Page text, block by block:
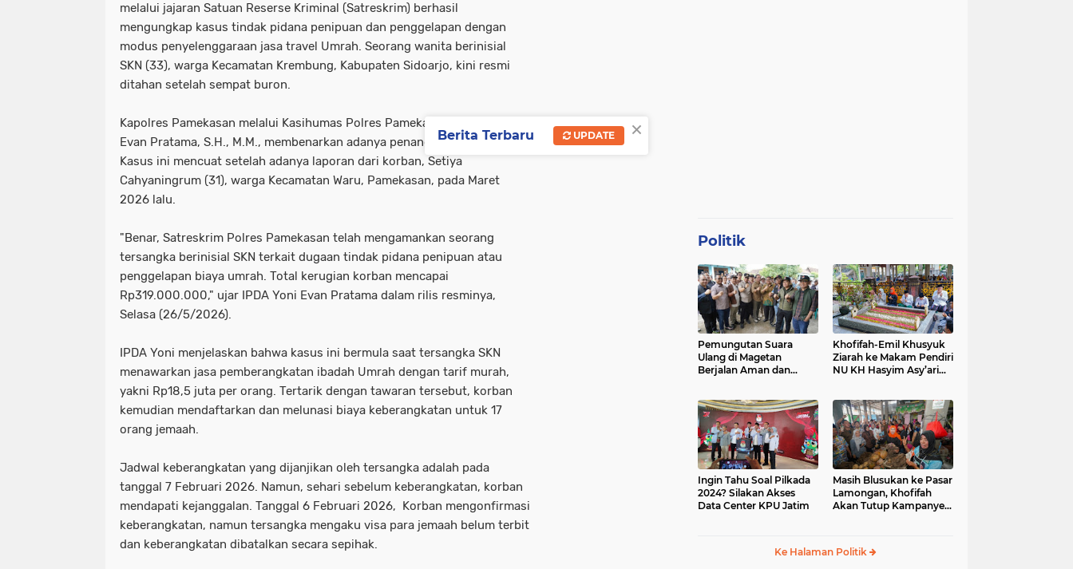
melalui jajaran Satuan Reserse Kriminal (Satreskrim) berhasil
mengungkap kasus tindak pidana penipuan dan penggelapan dengan
modus penyelenggaraan jasa travel Umrah. Seorang wanita berinisial
SKN (33), warga Kecamatan Krembung, Kabupaten Sidoarjo, kini resmi
ditahan setelah sempat buron.
​Kapolres Pamekasan melalui Kasihumas Polres Pamekasan, IPDA Yoni
Evan Pratama, S.H., M.M., membenarkan adanya penangkapan tersebut.
Kasus ini mencuat setelah adanya laporan dari korban, Setiya
Cahyaningrum (31), warga Kecamatan Waru, Pamekasan, pada Maret
2026 lalu.
​"Benar, Satreskrim Polres Pamekasan telah mengamankan seorang
tersangka berinisial SKN terkait dugaan tindak pidana penipuan atau
penggelapan biaya umrah. Total kerugian korban mencapai
Rp319.000.000," ujar IPDA Yoni Evan Pratama dalam rilis resminya,
Selasa (26/5/2026).
​IPDA Yoni menjelaskan bahwa kasus ini bermula saat tersangka SKN
menawarkan jasa pemberangkatan ibadah Umrah dengan tarif murah,
yakni Rp18,5 juta per orang. Tertarik dengan tawaran tersebut, korban
kemudian mendaftarkan dan melunasi biaya keberangkatan untuk 17
orang jemaah.
​Jadwal keberangkatan yang dijanjikan oleh tersangka adalah pada
tanggal 7 Februari 2026. Namun, sehari sebelum keberangkatan, korban
mendapati kejanggalan. Tanggal ​6 Februari 2026, Korban mengonfirmasi
keberangkatan, namun tersangka mengaku visa para jemaah belum terbit
dan keberangkatan dibatalkan secara sepihak.
Politik
Pemungutan Suara
Ulang di Magetan
Berjalan Aman dan
Khofifah-Emil Khusyuk
Ziarah ke Makam Pendiri
NU KH Hasyim Asy’ari
Ingin Tahu Soal Pilkada
2024? Silakan Akses
Data Center KPU Jatim
Masih Blusukan ke Pasar
Lamongan, Khofifah
Akan Tutup Kampanye
Ke Halaman Politik
×
Berita Terbaru UPDATE